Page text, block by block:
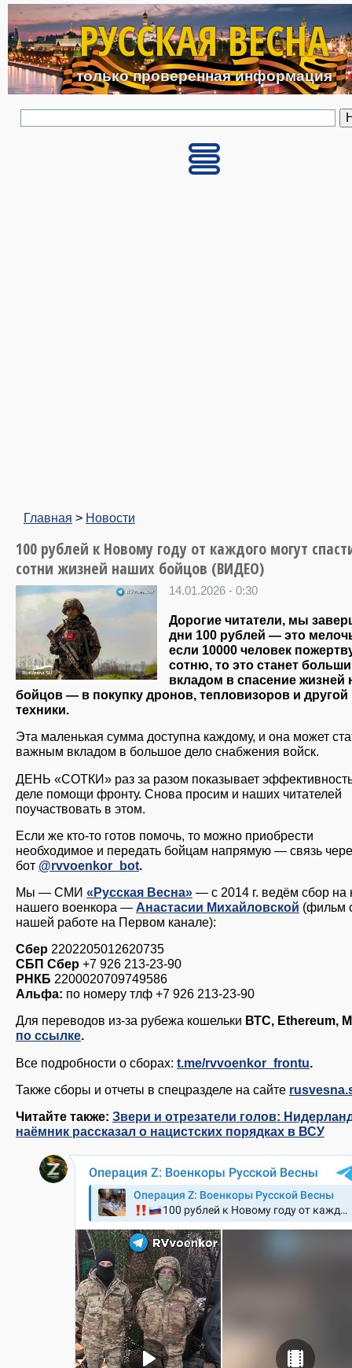
Перейти к основному
РУССКАЯ ВЕСНА
только проверенная информация
Главная > Новости
100 рублей к Новому году от каждого могут
сотни жизней наших бойцов (ВИДЕО)
14.01.2026 - 0:30
Дорогие читатели, мы
дни 100 рублей — это
если 10000 человек
сотню, то это станет
вкладом в спасение жизней
бойцов — в покупку дронов, тепловизоров и другой
техники.
Эта маленькая сумма доступна каждому, и она может
важным вкладом в большое дело снабжения войск.
ДЕНЬ «СОТКИ» раз за разом показывает
деле помощи фронту. Снова просим и наших читателей
поучаствовать в этом.
Если же кто-то готов помочь, то можно приобрести
необходимое и передать бойцам напрямую — связь
бот @rvvoenkor_bot.
Мы — СМИ «Русская Весна» — с 2014 г. ведём сбор на
нашего военкора — Анастасии Михайловской (фильм
нашей работе на Первом канале):
Сбер 2202205012620735
СБП Сбер +7 926 213-23-90
РНКБ 2200020709749586
Альфа: по номеру тлф +7 926 213-23-90
Для переводов из-за рубежа кошельки ВТС, Ethereum,
по ссылке.
Все подробности о сборах: t.me/rvvoenkor_frontu
Также сборы и отчеты в спецразделе на сайте
Читайте также: Звери и отрезатели голов:
наёмник рассказал о нацистских порядках в ВСУ